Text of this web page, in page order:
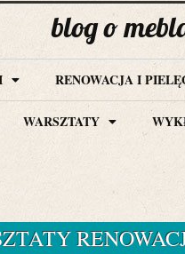
blog o
RENOWACJA I
WARSZTATY